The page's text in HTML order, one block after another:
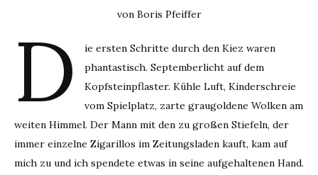
mich
von Boris Pfeiffer
D
ie ersten Schritte durch den Kiez waren
phantastisch. Septemberlicht auf dem
Kopfsteinpflaster. Kühle Luft, Kinderschreie
vom Spielplatz, zarte graugoldene Wolken am
weiten Himmel. Der Mann mit den zu großen Stiefeln, der
immer einzelne Zigarillos im Zeitungsladen kauft, kam auf
mich zu und ich spendete etwas in seine aufgehaltenen Hand.